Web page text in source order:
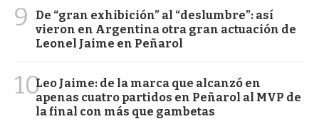
9
De “gran exhibición” al “deslumbre”: así
vieron en Argentina otra gran actuación de
Leonel Jaime en Peñarol
10Leo Jaime: de la marca que alcanzó en
apenas cuatro partidos en Peñarol al MVP de
la final con más que gambetas